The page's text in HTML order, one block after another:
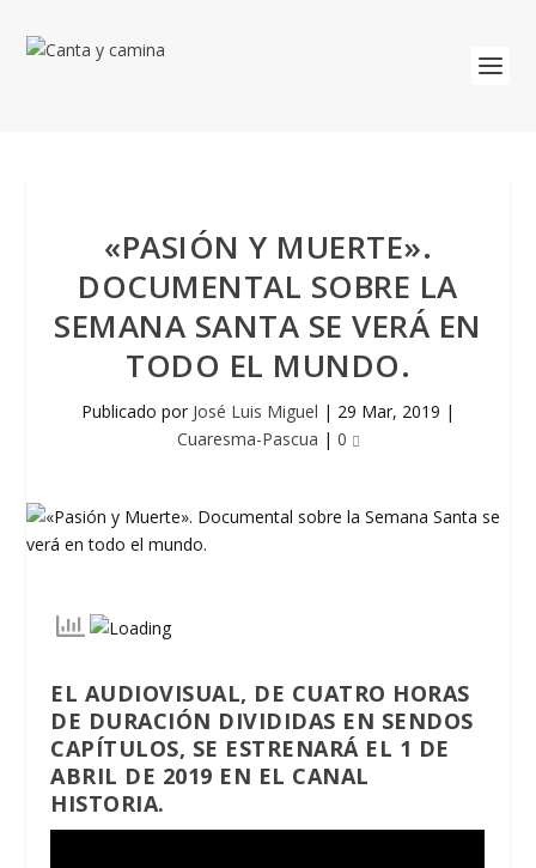
«PASIÓN Y MUERTE».
DOCUMENTAL SOBRE LA
SEMANA SANTA SE VERÁ EN
TODO EL MUNDO.
Publicado por José Luis Miguel | 29 Mar, 2019 |
Cuaresma-Pascua | 0
EL AUDIOVISUAL, DE CUATRO HORAS
DE DURACIÓN DIVIDIDAS EN SENDOS
CAPÍTULOS, SE ESTRENARÁ EL 1 DE
ABRIL DE 2019 EN EL CANAL
HISTORIA.